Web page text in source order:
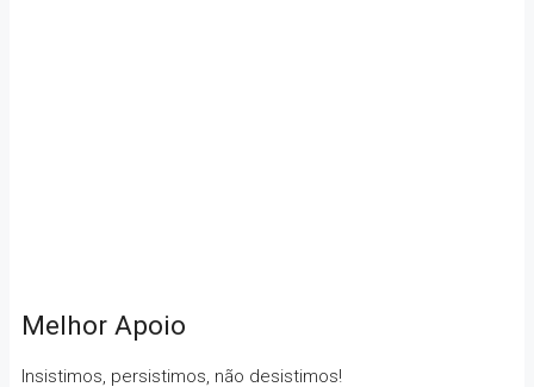
Melhor Apoio
Insistimos, persistimos, não desistimos!